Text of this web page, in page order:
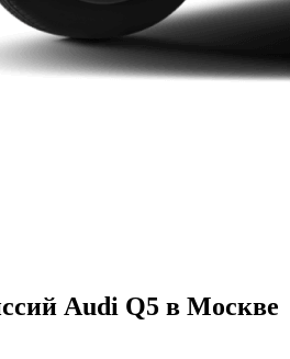
Audi Q5 в Москве